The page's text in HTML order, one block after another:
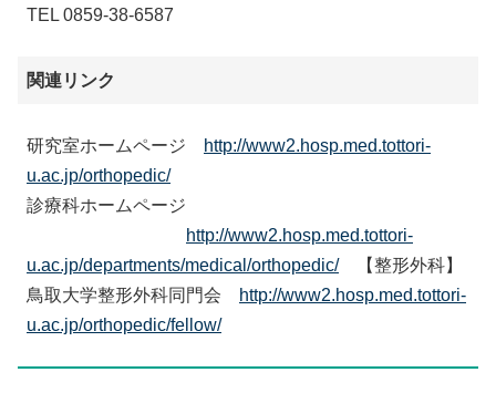
TEL 0859-38-6587
関連リンク
研究室ホームページ
http://www2.hosp.med.tottori-
u.ac.jp/orthopedic/
診療科ホームページ
http://www2.hosp.med.tottori-
u.ac.jp/departments/medical/orthopedic/【整形外科】
鳥取大学整形外科同門会
http://www2.hosp.med.tottori-
u.ac.jp/orthopedic/fellow/